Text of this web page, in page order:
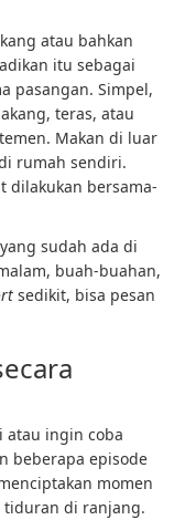
atau bahkan
itu sebagai
pasangan. Simpel,
teras, atau
Makan di luar
rumah sendiri.
dilakukan bersama-
sudah ada di
buah-buahan,
sedikit, bisa pesan
atau ingin coba
beberapa episode
momen
tiduran di ranjang.